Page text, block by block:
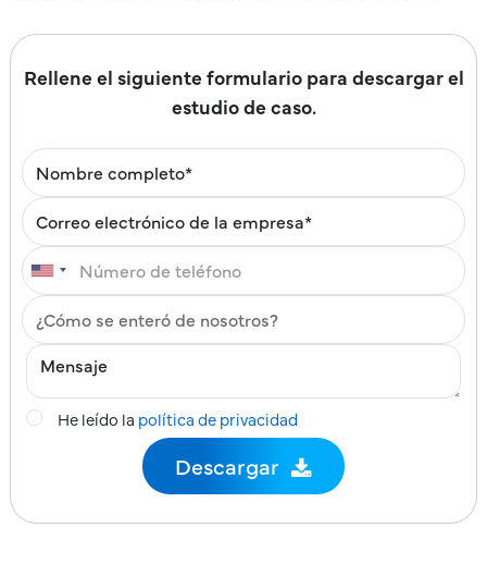
Rellene el siguiente formulario para descargar el
estudio de caso.
He leído la política de privacidad